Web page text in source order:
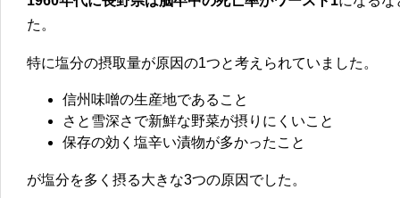
た。
特に塩分の摂取量が原因の1つと考えられていました。
信州味噌の生産地であること
さと雪深さで新鮮な野菜が摂りにくいこと
保存の効く塩辛い漬物が多かったこと
が塩分を多く摂る大きな3つの原因でした。